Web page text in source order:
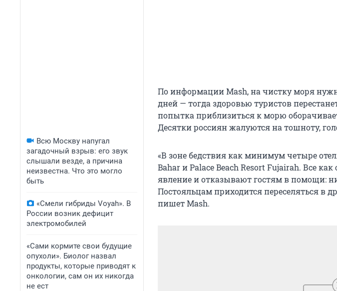
Всю Москву напугал
загадочный взрыв: его звук
слышали везде, а причина
неизвестна. Что это могло
быть
«Смели гибриды Voyah». В
России возник дефицит
электромобилей
«Сами кормите свои будущие
опухоли». Биолог назвал
продукты, которые приводят к
онкологии, сам он их никогда
не ест
По информации Mash, на чистку моря
дней — тогда здоровью туристов
попытка приблизиться к морю
Десятки россиян жалуются на тошноту,
«В зоне бедствия как минимум четыре
Bahar и Palace Beach Resort Fujairah. Все
явление и отказывают гостям в помощи:
Постояльцам приходится переселяться в
пишет Mash.